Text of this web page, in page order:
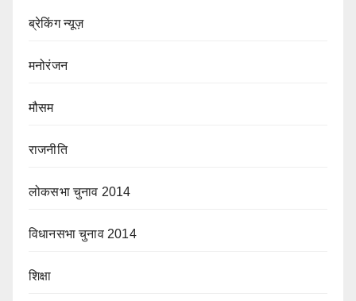
ब्रेकिंग न्यूज़
मनोरंजन
मौसम
राजनीति
लोकसभा चुनाव 2014
विधानसभा चुनाव 2014
शिक्षा